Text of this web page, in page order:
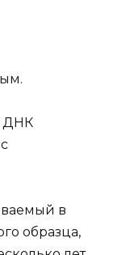
ДНК
в
образца,